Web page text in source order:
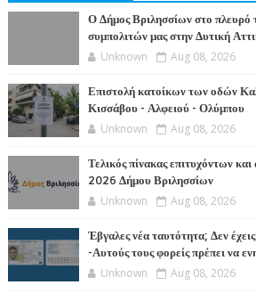
Ο Δήμος Βριλησσίων στο
συμπολιτών μας στην Δυτική
Unknown Aug 08, 2026
Επιστολή κατοίκων των οδών
Κισσάβου - Αλφειού - Ολύμπου
Unknown Aug 08, 2026
Τελικός πίνακας επιτυχόντων
2026 Δήμου Βριλησσίων
Unknown Aug 08, 2026
Έβγαλες νέα ταυτότητα; Δεν
-Αυτούς τους φορείς πρέπει να
Unknown Aug 08, 2026